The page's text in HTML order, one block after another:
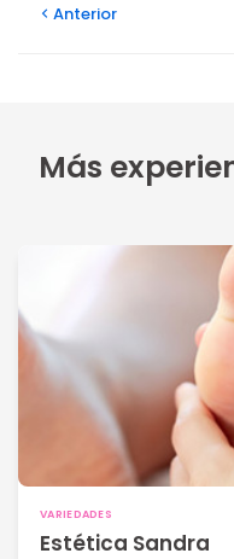
Anterior
Más
VARIEDADES
Estética Sandra